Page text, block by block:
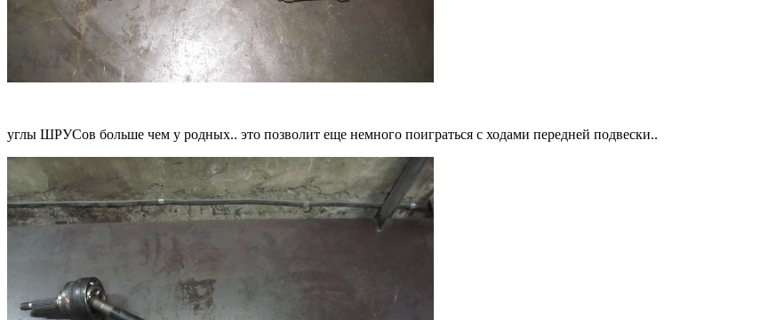
углы ШРУСов больше чем у родных.. это позволит еще немного поиграться с ходами передней подвески..